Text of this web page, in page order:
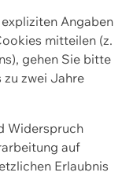
Angaben
mitteilen (z.
gehen Sie bitte
zu zwei Jahre
Widerspruch
auf
Erlaubnis